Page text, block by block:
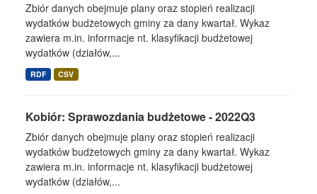
Zbiór danych obejmuje plany oraz stopień realizacji
wydatków budżetowych gminy za dany kwartał. Wykaz
zawiera m.in. informacje nt. klasyfikacji budżetowej
wydatków (działów,...
RDF CSV
Kobiór: Sprawozdania budżetowe - 2022Q3
Zbiór danych obejmuje plany oraz stopień realizacji
wydatków budżetowych gminy za dany kwartał. Wykaz
zawiera m.in. informacje nt. klasyfikacji budżetowej
wydatków (działów,...